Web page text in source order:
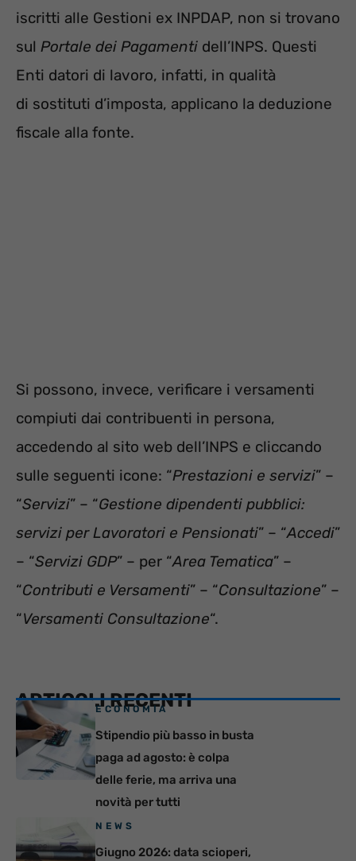
iscritti alle Gestioni ex INPDAP, non si trovano
sul Portale dei Pagamenti dell’INPS. Questi
Enti datori di lavoro, infatti, in qualità
di sostituti d’imposta, applicano la deduzione
fiscale alla fonte.
Si possono, invece, verificare i versamenti
compiuti dai contribuenti in persona,
accedendo al sito web dell’INPS e cliccando
sulle seguenti icone: “Prestazioni e servizi” –
“Servizi” – “Gestione dipendenti pubblici:
servizi per Lavoratori e Pensionati” – “Accedi”
– “Servizi GDP” – per “Area Tematica” –
“Contributi e Versamenti” – “Consultazione” –
“Versamenti Consultazione“.
ARTICOLI RECENTI
ECONOMIA
Stipendio più basso in busta
paga ad agosto: è colpa
delle ferie, ma arriva una
novità per tutti
NEWS
Giugno 2026: data scioperi,